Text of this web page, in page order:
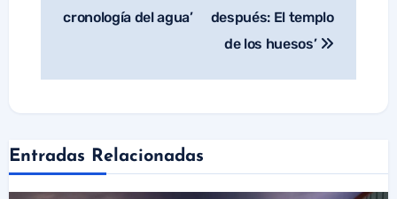
cronología del agua’
después: El templo
de los huesos’
Entradas Relacionadas